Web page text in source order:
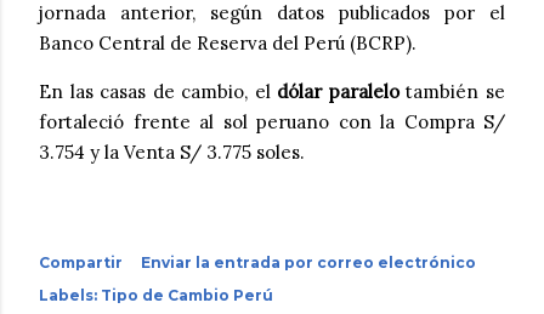
jornada anterior, según datos publicados por el
Banco Central de Reserva del Perú (BCRP).
En las casas de cambio, el dólar paralelotambién se
fortaleció frente al sol peruano con la Compra S/
3.754 y la Venta S/ 3.775 soles.
Compartir
Enviar la entrada por correo electrónico
Labels: Tipo de Cambio Perú